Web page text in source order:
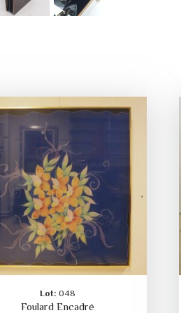
Lot: 048
Foulard Encadré